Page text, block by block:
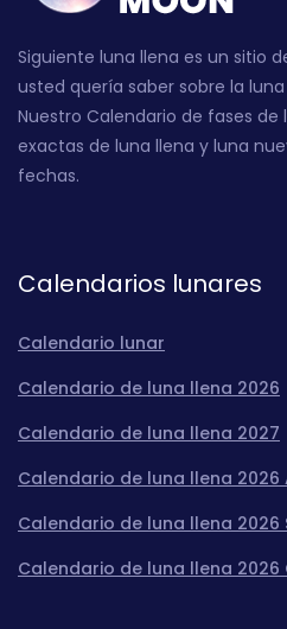
Siguiente luna llena es un sitio
usted quería saber sobre la
Nuestro Calendario de fases
exactas de luna llena y luna
fechas.
Calendarios lunares
Calendario lunar
Calendario de luna llena 2026
Calendario de luna llena 2027
Calendario de luna llena 2026
Calendario de luna llena 2026
Calendario de luna llena 2026